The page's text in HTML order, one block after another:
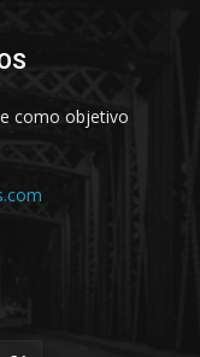
como objetivo